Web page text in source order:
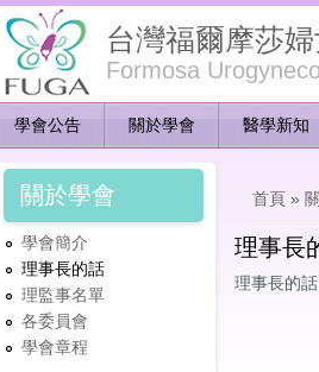
台灣福爾摩莎
Formosa
學會公告 關於學會 醫學新知
首頁 »
理事長
理事長的話
關於學會
學會簡介
理事長的話
理監事名單
各委員會
學會章程